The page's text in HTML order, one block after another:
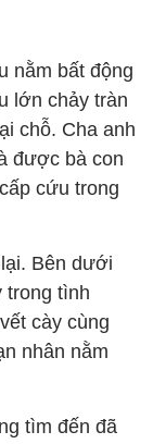
nằm bất động
lớn chảy tràn
chỗ. Cha anh
được bà con
cứu trong
Bên dưới
trong tình
cày cùng
nhân nằm
tìm đến đã